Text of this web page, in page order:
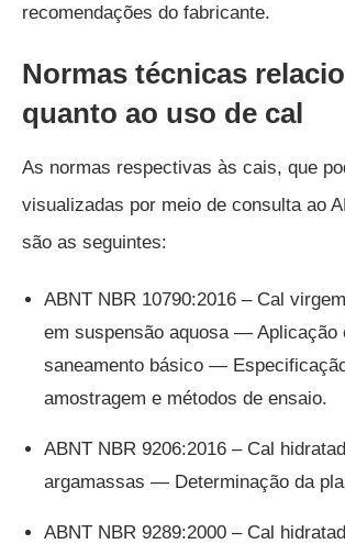
recomendações do fabricante.
Normas técnicas
quanto ao uso de cal
As normas respectivas às cais, que
visualizadas por meio de consulta ao
são as seguintes:
ABNT NBR 10790:2016 – Cal
em suspensão aquosa — Aplicação
saneamento básico —
amostragem e métodos de ensaio.
ABNT NBR 9206:2016 – Cal
argamassas — Determinação da
ABNT NBR 9289:2000 – Cal